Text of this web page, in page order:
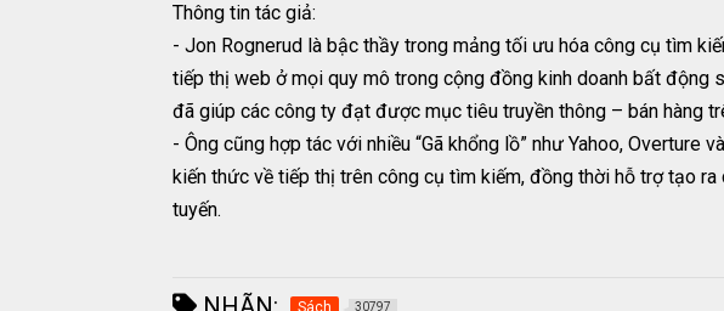
Thông tin tác giả:
- Jon Rognerud là bậc thầy trong mảng tối ưu hóa công cụ tìm
tiếp thị web ở mọi quy mô trong cộng đồng kinh doanh bất động
đã giúp các công ty đạt được mục tiêu truyền thông – bán hàng
- Ông cũng hợp tác với nhiều “Gã khổng lồ” như Yahoo,
kiến thức về tiếp thị trên công cụ tìm kiếm, đồng thời hỗ trợ tạo
tuyến.
30797